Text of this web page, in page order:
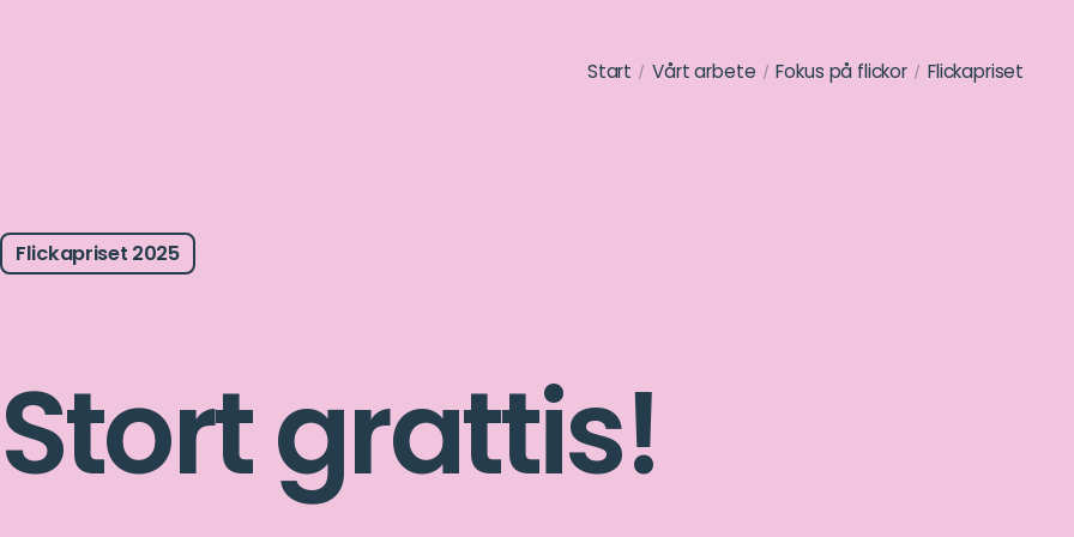
Start Vårt arbete Fokus på flickor Flickapriset
Flickapriset 2025
Stort grattis!